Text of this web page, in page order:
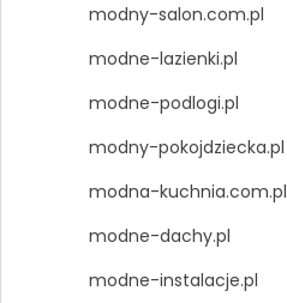
modny-salon.com.pl
modne-lazienki.pl
modne-podlogi.pl
modny-pokojdziecka.pl
modna-kuchnia.com.pl
modne-dachy.pl
modne-instalacje.pl